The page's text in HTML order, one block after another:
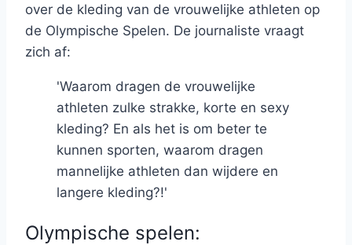
over de kleding van de vrouwelijke athleten op
de Olympische Spelen. De journaliste vraagt
zich af:
'Waarom dragen de vrouwelijke
athleten zulke strakke, korte en sexy
kleding? En als het is om beter te
kunnen sporten, waarom dragen
mannelijke athleten dan wijdere en
langere kleding?!'
Olympische spelen: